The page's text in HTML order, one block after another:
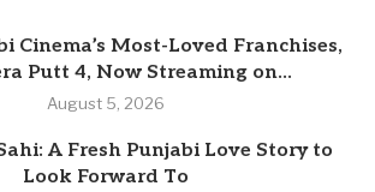
Cinema’s Most-Loved Franchises,
Putt 4, Now Streaming on...
August 5, 2026
A Fresh Punjabi Love Story to
Look Forward To